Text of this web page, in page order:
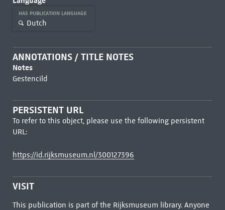
HAS PUBLICATION LANGUAGE
Dutch
ANNOTATIONS / TITLE NOTES
Notes
Gestencild
PERSISTENT URL
To refer to this object, please use the following persistent
URL:
https://id.rijksmuseum.nl/300127396
VISIT
This publication is part of the Rijksmuseum library. Anyone